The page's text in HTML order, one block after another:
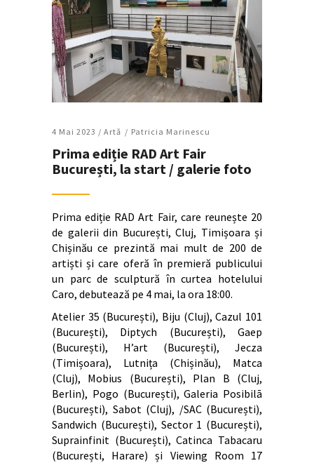
4 Mai 2023 / Artǎ Patricia Marinescu
Prima ediție RAD Art Fair
București, la start / galerie foto
Prima ediție RAD Art Fair, care reunește 20
de galerii din București, Cluj, Timișoara și
Chișinău ce prezintă mai mult de 200 de
artiști și care oferă în premieră publicului
un parc de sculptură în curtea hotelului
Caro, debutează pe 4 mai, la ora 18:00.
Atelier 35 (București), Biju (Cluj), Cazul 101
(București), Diptych (București), Gaep
(București), H’art (București), Jecza
(Timișoara), Lutnița (Chișinău), Matca
(Cluj), Mobius (București), Plan B (Cluj,
Berlin), Pogo (București), Galeria Posibilā
(București), Sabot (Cluj), /SAC (București),
Sandwich (București), Sector 1 (București),
Suprainfinit (București), Catinca Tabacaru
(București, Harare) și Viewing Room 17